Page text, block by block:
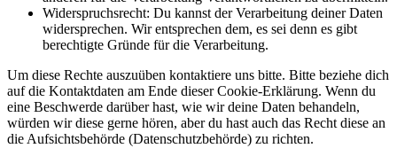
Widerspruchsrecht: Du kannst der Verarbeitung deiner Daten
widersprechen. Wir entsprechen dem, es sei denn es gibt
berechtigte Gründe für die Verarbeitung.
Um diese Rechte auszuüben kontaktiere uns bitte. Bitte beziehe dich
auf die Kontaktdaten am Ende dieser Cookie-Erklärung. Wenn du
eine Beschwerde darüber hast, wie wir deine Daten behandeln,
würden wir diese gerne hören, aber du hast auch das Recht diese an
die Aufsichtsbehörde (Datenschutzbehörde) zu richten.